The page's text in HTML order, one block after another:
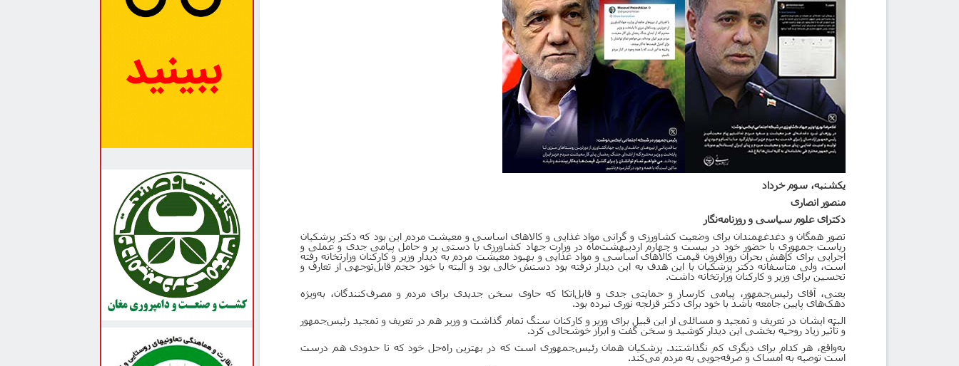
یکشنبه، سوم خرداد
منصور انصاری
دکترای علوم سیاسی و روزنامه‌نگار
تصور همگان و دغدغه­مندان برای وضعیت کشاورزی و گرانی مواد غذایی و کالاهای اساسی و معیشت مردم این بود که دکتر پزشکیان
ریاست جمهوری با حضور خود در بیست و چهارم اردیبهشت‌ماه در وزارت جهاد کشاورزی با دستی پر و حامل پیامی جدی و عملی و
اجرایی برای کاهش بحران روزافزون قیمت کالاهای اساسی و مواد غذایی و بهبود معیشت مردم به دیدار وزیر و کارکنان وزارتخانه رفته
است، ولی متأسفانه دکتر پزشکیان با این هدف به این دیدار نرفته بود دستش خالی بود و البته با خود حجم قابل‌توجهی از تعارف و
تحسین برای وزیر و کارکنان وزارتخانه داشت.
یعنی، آقای رئیس‌جمهور، پیامی کارساز و حمایتی جدی و قابل‌اتکا که حاوی سخن جدیدی برای مردم و مصرف‌کنندگان، به‌ویژه
دهک‌های پایین جامعه باشد با خود برای دکتر قزلجه نوری نبرده بود.
البته ایشان در تعریف و تمجید و مسائلی از این قبیل برای وزیر و کارکنان سنگ تمام گذاشت و وزیر هم در تعریف و تمجید رئیس‌جمهور
و تأثیر زیاد روحیه بخشی این دیدار کوشید و سخن گفت و ابراز خوشحالی کرد.
به‌واقع، هر کدام برای دیگری کم نگذاشتند. پزشکیان همان رئیس‌جمهوری است که در بهترین راه‌حل خود که تا حدودی هم درست
است توصیه به امساک و صرفه‌جویی به مردم می‌کند.